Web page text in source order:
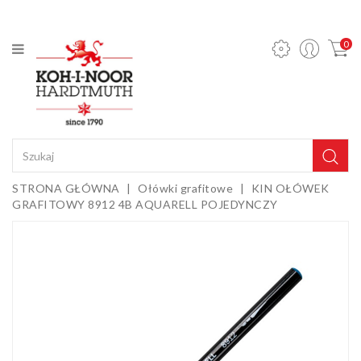
Ołówki
mechaniczne
i wkłady
Ołówki
grafitowe
Kredki
Pastele,
0
STRONA GŁÓWNA Ołówki grafitowe
KIN OŁÓWEK
GRAFITOWY 8912 4B AQUARELL POJEDYNCZY